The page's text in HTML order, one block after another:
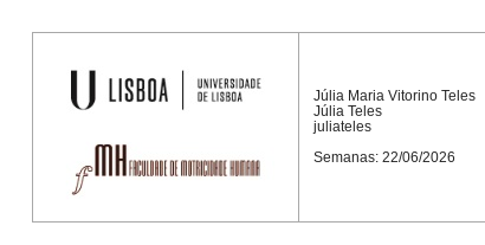
Júlia Maria Vitorino Teles
Júlia Teles
juliateles
Semanas: 22/06/2026